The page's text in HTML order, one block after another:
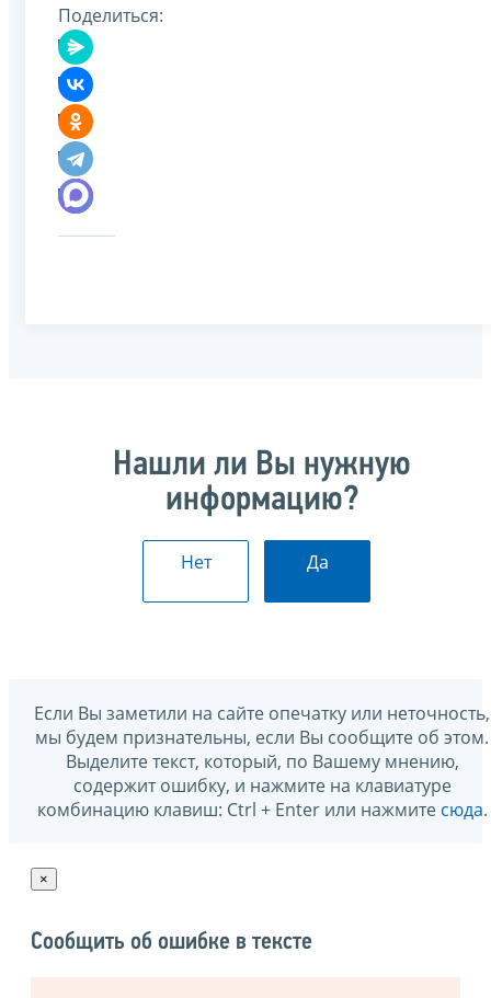
Поделиться:
Нашли ли Вы нужную
информацию?
Нет Да
Если Вы заметили на сайте опечатку или неточность,
мы будем признательны, если Вы сообщите об этом.
Выделите текст, который, по Вашему мнению,
содержит ошибку, и нажмите на клавиатуре
комбинацию клавиш: Ctrl + Enter или нажмите сюда.
×
Сообщить об ошибке в тексте